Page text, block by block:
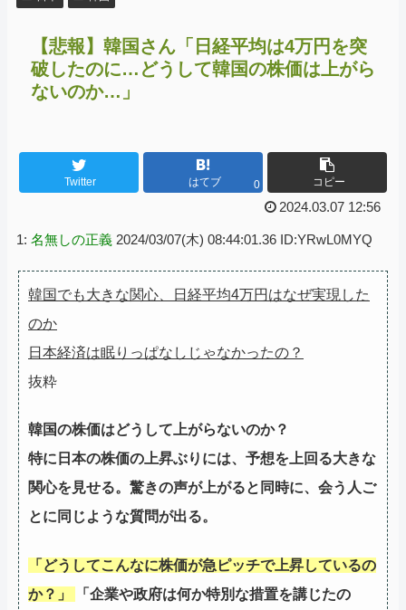
【悲報】韓国さん「日経平均は4万円を突
破したのに…どうして韓国の株価は上がら
ないのか…」
Twitter はてブ 0 コピー
2024.03.07 12:56
1: 名無しの正義 2024/03/07(木) 08:44:01.36 ID:YRwL0MYQ
韓国でも大きな関心、日経平均4万円はなぜ実現した
のか
日本経済は眠りっぱなしじゃなかったの？
抜粋
韓国の株価はどうして上がらないのか？
特に日本の株価の上昇ぶりには、予想を上回る大きな
関心を見せる。驚きの声が上がると同時に、会う人ご
とに同じような質問が出る。
「どうしてこんなに株価が急ピッチで上昇しているの
か？」
「企業や政府は何か特別な措置を講じたの